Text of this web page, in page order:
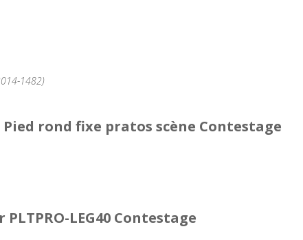
1482)
Pied rond fixe pratos scène Contestage
PLTPRO-LEG40 Contestage